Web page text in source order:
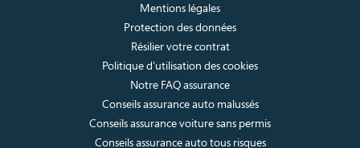
Mentions légales
Protection des données
Résilier votre contrat
Politique d’utilisation des cookies
Notre FAQ assurance
Conseils assurance auto malussés
Conseils assurance voiture sans permis
Conseils assurance auto tous risques